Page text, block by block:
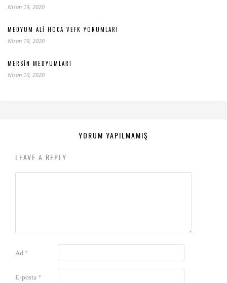
Nisan 19, 2020
MEDYUM ALI HOCA VEFK YORUMLARI
Nisan 19, 2020
MERSIN MEDYUMLARI
Nisan 10, 2020
YORUM YAPILMAMIŞ
LEAVE A REPLY
Ad*
E-posta*